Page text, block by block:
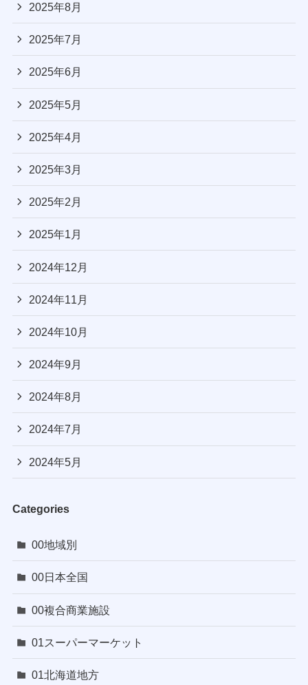
2025年8月
2025年7月
2025年6月
2025年5月
2025年4月
2025年3月
2025年2月
2025年1月
2024年12月
2024年11月
2024年10月
2024年9月
2024年8月
2024年7月
2024年5月
Categories
00地域別
00日本全国
00複合商業施設
01スーパーマーケット
01北海道地方